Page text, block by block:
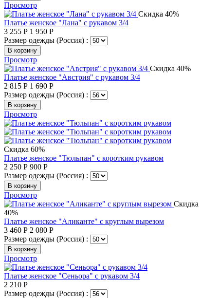
Просмотр
Скидка 40%
Платье женское "Лана" с рукавом 3/4
3 255 Р 1 950 Р
Размер одежды (Россия) :
В корзину
Просмотр
Скидка 40%
Платье женское "Австрия" с рукавом 3/4
2 815 Р 1 690 Р
Размер одежды (Россия) :
В корзину
Просмотр
Скидка 60%
Платье женское "Тюльпан" с коротким рукавом
2 250 Р 900 Р
Размер одежды (Россия) :
В корзину
Просмотр
Скидка
40%
Платье женское "Аликанте" с круглым вырезом
3 460 Р 2 080 Р
Размер одежды (Россия) :
В корзину
Просмотр
Платье женское "Сеньора" с рукавом 3/4
2 210 Р
Размер одежды (Россия) :